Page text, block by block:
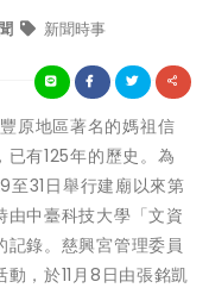
新聞時事
原地區著名的媽祖信
有125年的歷史。為
至31日舉行建廟以來第
中臺科技大學「文資
錄。慈興宮管理委員
，於11月8日由張銘凱